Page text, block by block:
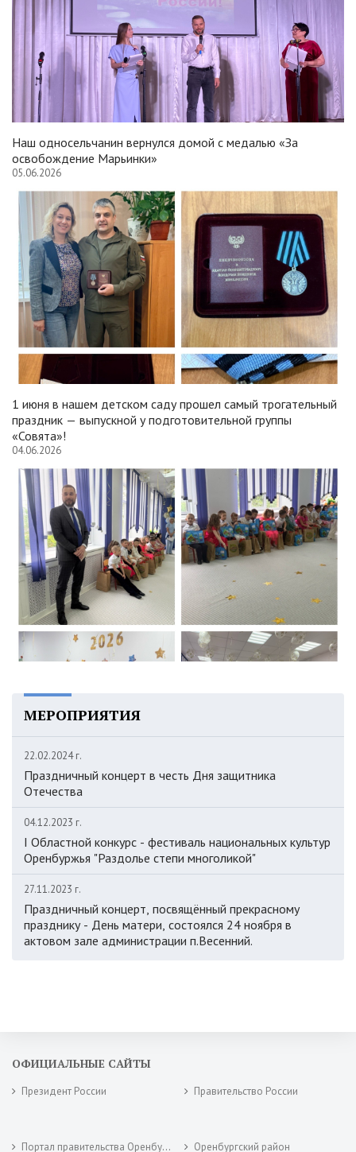
Наш односельчанин вернулся домой с медалью «За
освобождение Марьинки»
05.06.2026
1 июня в нашем детском саду прошел самый трогательный
праздник — выпускной у подготовительной группы
«Совята»!
04.06.2026
МЕРОПРИЯТИЯ
22.02.2024 г.
Праздничный концерт в честь Дня защитника
Отечества
04.12.2023 г.
I Областной конкурс - фестиваль национальных культур
Оренбуржья "Раздолье степи многоликой"
27.11.2023 г.
Праздничный концерт, посвящённый прекрасному
празднику - День матери, состоялся 24 ноября в
актовом зале администрации п.Весенний.
ОФИЦИАЛЬНЫЕ САЙТЫ
Президент России Правительство России
Портал правительства Оренбургской области Оренбургский район